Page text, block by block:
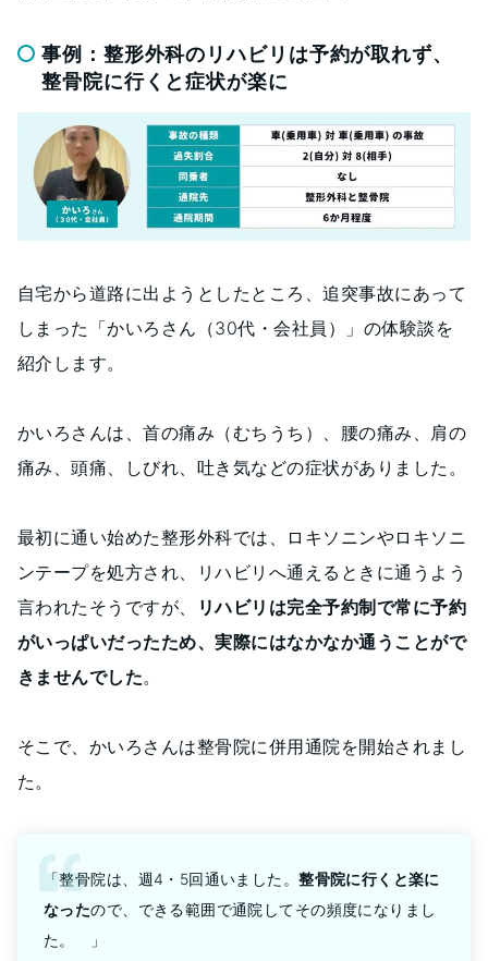
事例：整形外科のリハビリは予約が取れず、
整骨院に行くと症状が楽に
自宅から道路に出ようとしたところ、追突事故にあって
しまった「かいろさん（30代・会社員）」の体験談を
紹介します。
かいろさんは、首の痛み（むちうち）、腰の痛み、肩の
痛み、頭痛、しびれ、吐き気などの症状がありました。
最初に通い始めた整形外科では、ロキソニンやロキソニ
ンテープを処方され、リハビリへ通えるときに通うよう
言われたそうですが、
リハビリは完全予約制で常に予約
がいっぱいだったため、実際にはなかなか通うことがで
きませんでした。
そこで、かいろさんは整骨院に併用通院を開始されまし
た。
「整骨院は、週4・5回通いました。整骨院に行くと楽に
なったので、できる範囲で通院してその頻度になりまし
た。 」